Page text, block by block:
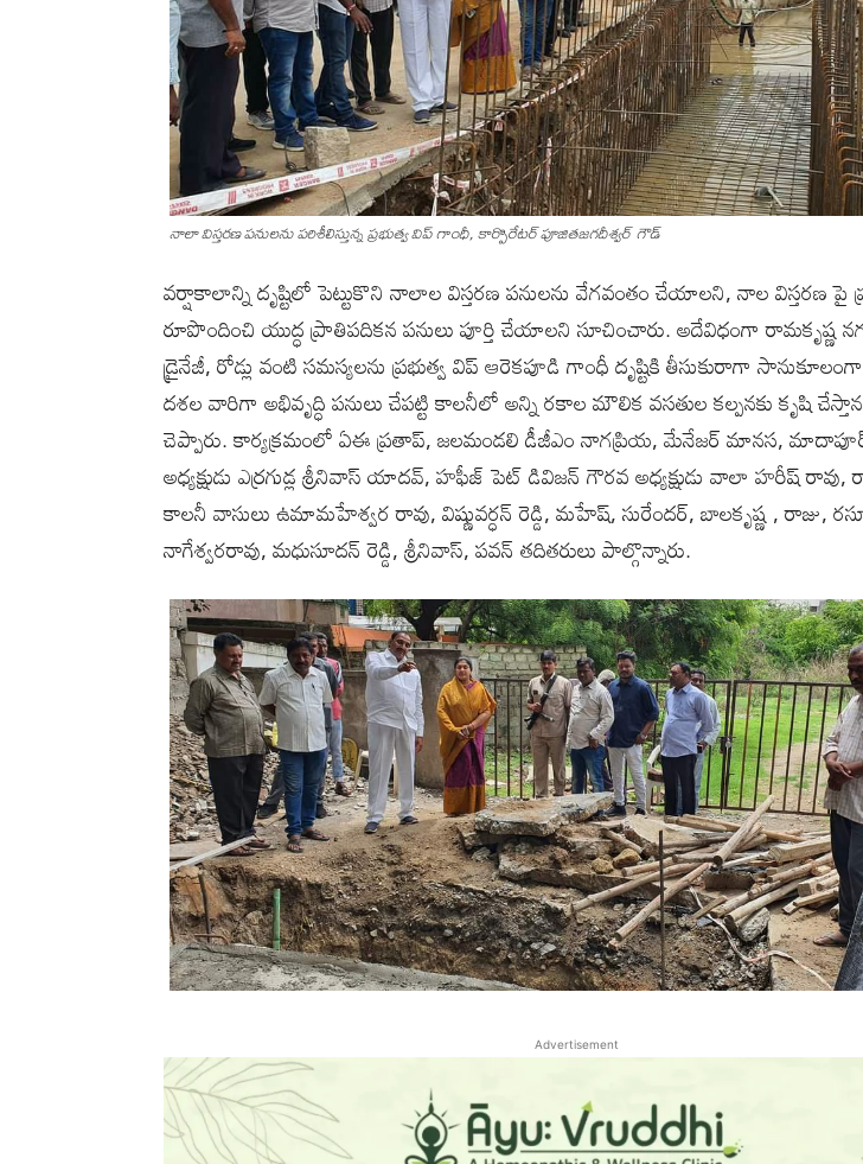
నాలా విస్తరణ పనులను పరిశీలిస్తున్న ప్రభుత్వ విప్ గాంధీ, కార్పొరేటర్ పూజితజగదీశ్వర్ గౌడ్
వర్షాకాలాన్ని దృష్టిలో పెట్టుకొని నాలాల విస్తరణ పనులను వేగవంతం చేయాలని, నాల విస్తరణ పై
రూపొందించి యుద్ధ ప్రాతిపదికన పనులు పూర్తి చేయాలని సూచించారు. అదేవిధంగా రామకృష్ణ
డ్రైనేజీ, రోడ్లు వంటి సమస్యలను ప్రభుత్వ విప్ ఆరెకపూడి గాంధీ దృష్టికి తీసుకురాగా
దశల వారిగా అభివృద్ధి పనులు చేపట్టి కాలనీలో అన్ని రకాల మౌలిక వసతుల కల్పనకు కృషి
చెప్పారు. కార్యక్రమంలో ఏఈ ప్రతాప్, జలమండలి డీజీఎం నాగప్రియ, మేనేజర్ మానస,
అధ్యక్షుడు ఎర్రగుడ్ల శ్రీనివాస్ యాదవ్, హఫీజ్ పెట్ డివిజన్ గౌరవ అధ్యక్షుడు వాలా హరీష్ రావు,
కాలనీ వాసులు ఉమామహేశ్వర రావు, విష్ణువర్ధన్ రెడ్డి, మహేష్, సురేందర్, బాలకృష్ణ , రాజు,
నాగేశ్వరరావు, మధుసూదన్ రెడ్డి, శ్రీనివాస్, పవన్ తదితరులు పాల్గొన్నారు.
Advertisement